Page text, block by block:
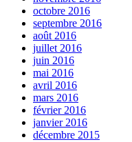
octobre 2016
septembre 2016
août 2016
juillet 2016
juin 2016
mai 2016
avril 2016
mars 2016
février 2016
janvier 2016
décembre 2015